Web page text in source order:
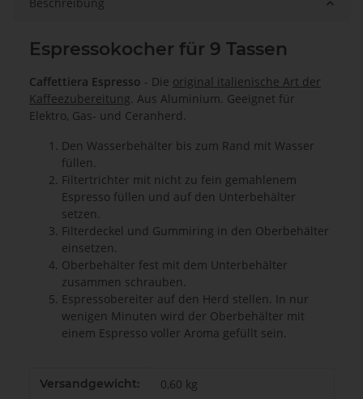
Espressokocher für 9 Tassen
Caffettiera Espresso - Die original italienische Art der
Kaffeezubereitung. Aus Aluminium. Geeignet für
Elektro, Gas- und Ceranherd.
Den Wasserbehälter bis zum Rand mit Wasser
füllen.
Filtertrichter mit nicht zu fein gemahlenem
Espresso füllen und auf den Unterbehälter
setzen.
Filterdeckel und Gummiring in den Oberbehälter
einsetzen.
Oberbehälter fest mit dem Unterbehälter
zusammen schrauben.
Espressobereiter auf den Herd stellen. In nur
wenigen Minuten wird der Oberbehälter mit
einem Espresso voller Aroma gefüllt sein.
Produkteigenschaft
Wert
Versandgewicht: 0,60 kg